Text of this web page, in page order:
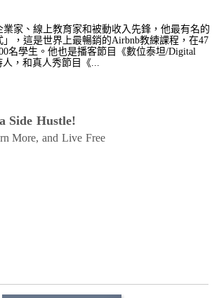
業家、線上教育家和被動收入先鋒，他最有名的
，這是世界上最暢銷的Airbnb教練課程，在47
名學生。他也是播客節目《數位泰坦/Digital
人，和真人秀節目《...
Side Hustle!
More, and Live Free